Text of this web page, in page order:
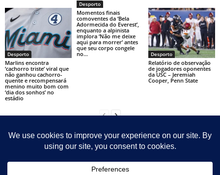
Desporto
Marlins encontra
‘cachorro triste’ viral que
não ganhou cachorro-
quente e recompensará
menino muito bom com
‘dia dos sonhos’ no
estádio
Desporto
Momentos finais
comoventes da ‘Bela
Adormecida do Everest’,
enquanto a alpinista
implora ‘Não me deixe
aqui para morrer’ antes
que seu corpo congele
no...
Desporto
Relatório de observação
de jogadores oponentes
da USC – Jeremiah
Cooper, Penn State